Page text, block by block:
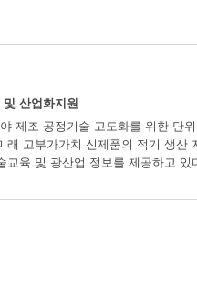
산업화지원
제조 공정기술 고도화를 위한 단
래 고부가가치 신제품의 적기 생
육 및 광산업 정보를 제공하고 있